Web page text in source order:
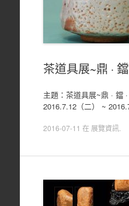
茶道具展~鼎 · 鐺
主題：茶道具展~鼎 · 鐺
2016.7.12（二） ~
2016-07-11 在 展覽資訊